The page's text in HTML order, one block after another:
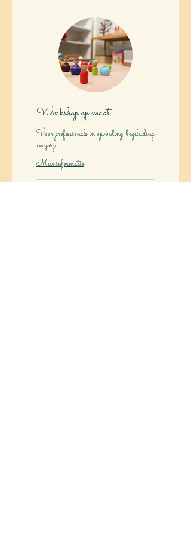
Workshop op maat
Voor professionals in opvoeding, begeleiding
en zorg...
Meer informatie